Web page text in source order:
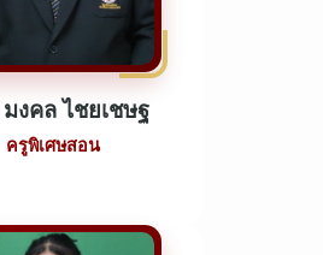
งคล ไชยเชษฐ
ครูพิเศษสอน